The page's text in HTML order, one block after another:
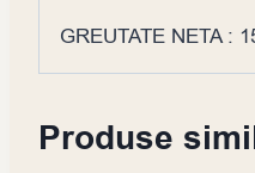
GREUTATE NETA :
Produse